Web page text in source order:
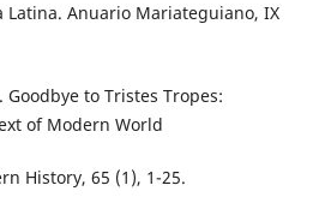
Latina. Anuario Mariateguiano, IX
to Tristes Tropes:
of Modern World
History, 65 (1), 1-25.